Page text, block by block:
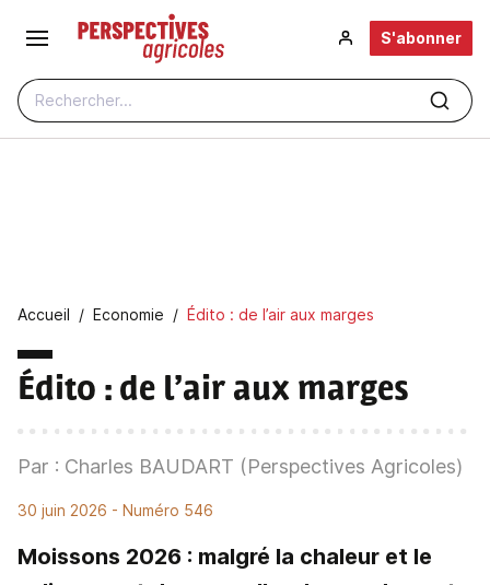
Aller au contenu principal
Rechercher...
S'abonner
Fil d'Ariane
Accueil Economie Édito : de l’air aux marges
Édito : de l’air aux marges
Par : Charles BAUDART (Perspectives Agricoles)
30 juin 2026 - Numéro 546
Moissons 2026 : malgré la chaleur et le